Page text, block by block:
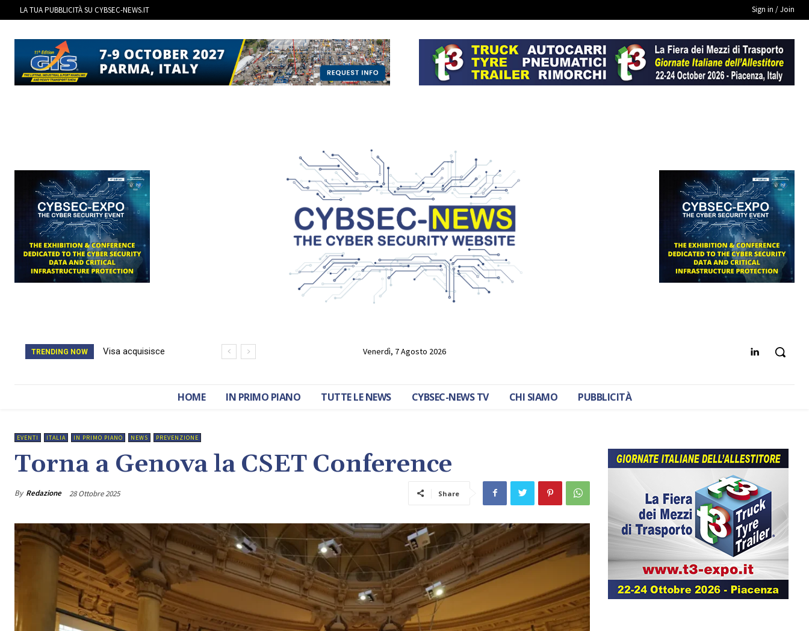
LA TUA PUBBLICITÀ SU CYBSEC-NEWS.IT Sign in / Join
TRENDING NOW
Visa acquisisce
Il catasto della
Venerdì, 7 Agosto 2026
HOME IN PRIMO PIANO TUTTE LE NEWS CYBSEC-NEWS TV CHI SIAMO PUBBLICITÀ
EVENTI ITALIA IN PRIMO PIANO NEWS PREVENZIONE
Torna a Genova la CSET Conference
By Redazione 28 Ottobre 2025 Share